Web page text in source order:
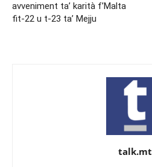
avveniment ta’ karità f’Malta
fit-22 u t-23 ta’ Mejju
talk.mt